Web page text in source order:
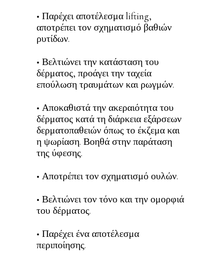
• Παρέχει αποτέλεσμα lifting,
αποτρέπει τον σχηματισμό βαθιών
ρυτίδων.
• Βελτιώνει την κατάσταση του
δέρματος, προάγει την ταχεία
επούλωση τραυμάτων και ρωγμών.
• Αποκαθιστά την ακεραιότητα του
δέρματος κατά τη διάρκεια εξάρσεων
δερματοπαθειών όπως το έκζεμα και
η ψωρίαση. Βοηθά στην παράταση
της ύφεσης.
• Αποτρέπει τον σχηματισμό ουλών.
• Βελτιώνει τον τόνο και την ομορφιά
του δέρματος.
• Παρέχει ένα αποτέλεσμα
περιποίησης.